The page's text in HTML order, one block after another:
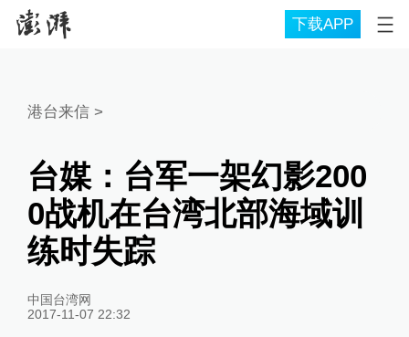
下载APP
港台来信>
台媒：台军一架幻影200
0战机在台湾北部海域训
练时失踪
中国台湾网
2017-11-07 22:32